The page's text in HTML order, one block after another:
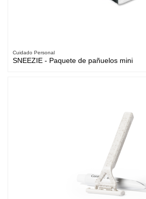
Cuidado Personal
SNEEZIE - Paquete de pañuelos mini